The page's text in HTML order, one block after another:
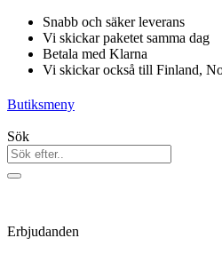
Hoppa
innehåll
Snabb och säker leverans
Vi skickar paketet samma dag
Betala med Klarna
Vi skickar också till Finland,
Butiksmeny
Sök
Erbjudanden